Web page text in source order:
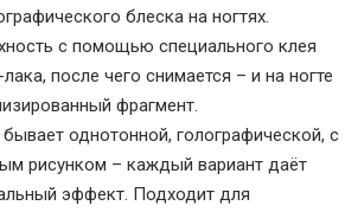
блеска на ногтях.
с помощью специального клея
после чего снимается – и на ногте
фрагмент.
однотонной, голографической, с
рисунком – каждый вариант даёт
эффект. Подходит для